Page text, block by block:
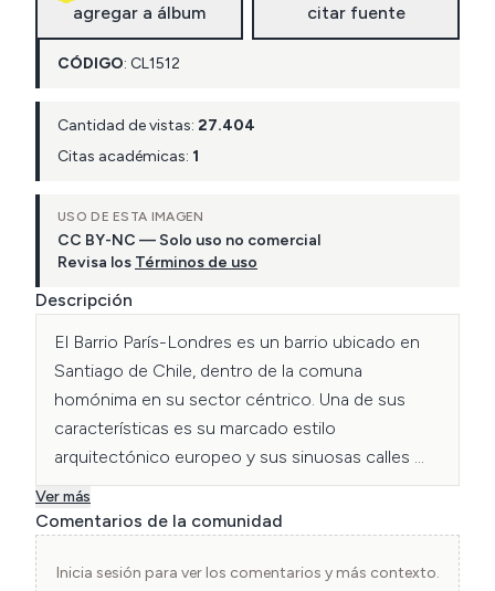
agregar a álbum citar fuente
CÓDIGO: CL1512
Cantidad de vistas: 27.404
Citas académicas: 1
USO DE ESTA IMAGEN
CC BY-NC — Solo uso no comercial
Revisa los Términos de uso
Descripción
El Barrio París-Londres es un barrio ubicado en
Santiago de Chile, dentro de la comuna
homónima en su sector céntrico. Una de sus
características es su marcado estilo
arquitectónico europeo y sus sinuosas calles
estrechas de adoquines. Fue diseñado por
Ernesto Holzmann hijo y padre.
Los terrenos actuales donde se asienta el barrio
pertenecían a los monjes franciscanos de la
Ver más
Comentarios de la comunidad
Inicia sesión para ver los comentarios y más contexto.